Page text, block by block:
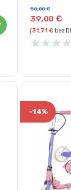
Materiál
39,00€
50,00€
(31,71€bez
★★★★
-14%